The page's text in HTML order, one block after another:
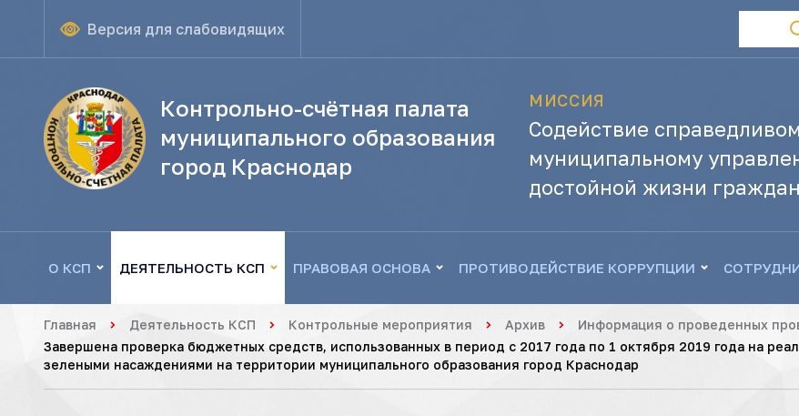
Версия для слабовидящих
Контрольно-счётная палата
муниципального образования
город Краснодар
МИССИЯ
Содействие
муниципальному
достойной жизни граждан
О КСП ДЕЯТЕЛЬНОСТЬ КСП ПРАВОВАЯ ОСНОВА ПРОТИВОДЕЙСТВИЕ КОРРУПЦИИ
Главная Деятельность КСП Контрольные мероприятия Архив
Информация о проведенных
Завершена проверка бюджетных средств, использованных в период с 2017 года по 1 октября 2019 года на
зелеными насаждениями на территории муниципального образования город Краснодар